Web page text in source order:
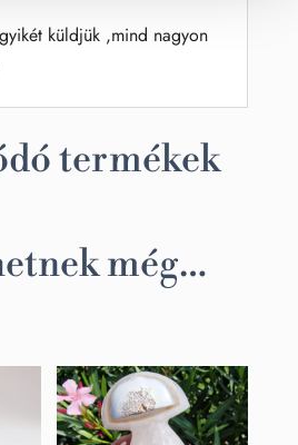
küldjük ,mind nagyon
termékek
még…